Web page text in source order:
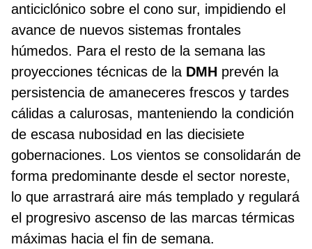
anticiclónico sobre el cono sur, impidiendo el
avance de nuevos sistemas frontales
húmedos. Para el resto de la semana las
proyecciones técnicas de la DMH prevén la
persistencia de amaneceres frescos y tardes
cálidas a calurosas, manteniendo la condición
de escasa nubosidad en las diecisiete
gobernaciones. Los vientos se consolidarán de
forma predominante desde el sector noreste,
lo que arrastrará aire más templado y regulará
el progresivo ascenso de las marcas térmicas
máximas hacia el fin de semana.